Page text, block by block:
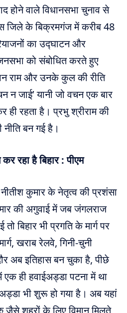
होने वाले विधानसभा चुनाव से
जिले के बिक्रमगंज में करीब 48
का उद्घाटन और
को संबोधित करते हुए
राम और उनके कुल की रीति
न जाई’ यानी जो वचन एक बार
ही रहता है। प्रभु श्रीराम की
बन गई है।
रहा है बिहार : पीएम
कुमार के नेतृत्व की प्रशंसा
की अगुवाई में जब जंगलराज
बिहार भी प्रगति के मार्ग पर
खराब रेलवे, गिनी-चुनी
अब इतिहास बन चुका है, पीछे
एक ही हवाईअड्डा पटना में था
भी शुरू हो गया है। अब यहां
शहरों के लिए विमान मिलते